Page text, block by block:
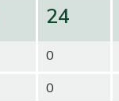
24
0
0